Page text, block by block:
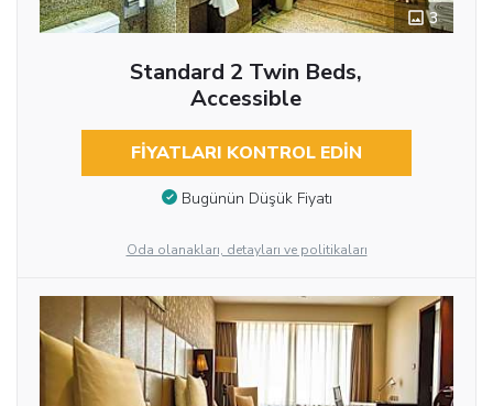
3
Standard 2 Twin Beds,
Accessible
FIYATLARI KONTROL EDIN
Bugünün Düşük Fiyatı
Oda olanakları, detayları ve politikaları